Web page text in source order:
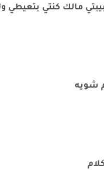
مالك كنتي بتعيطي
شويه